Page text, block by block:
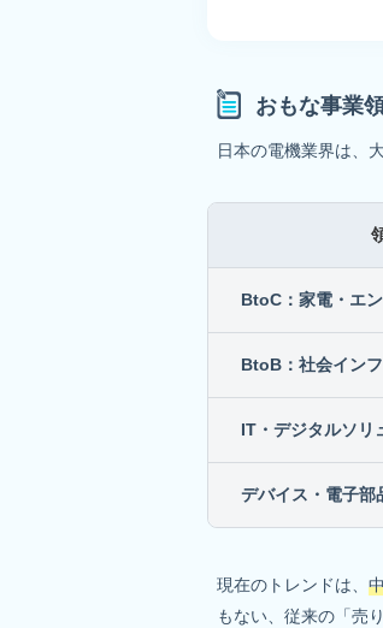
おもな事業
日本の電機業界は、
BtoC：家電・エ
BtoB：社会イン
IT・デジタルソリ
デバイス・電子部
現在のトレンドは、
もない、従来の「売